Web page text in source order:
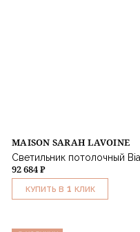
MAISON SARAH LAVOINE
Светильник потолочный
92 684 ₽
КУПИТЬ В 1 КЛИК